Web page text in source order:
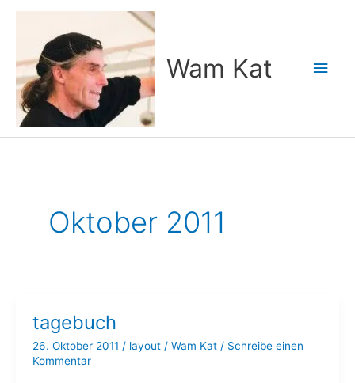
Wam Kat
Oktober 2011
tagebuch
26. Oktober 2011 / layout/ Wam Kat / Schreibe einen
Kommentar